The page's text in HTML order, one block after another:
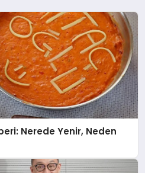
Nerede Yenir, Neden